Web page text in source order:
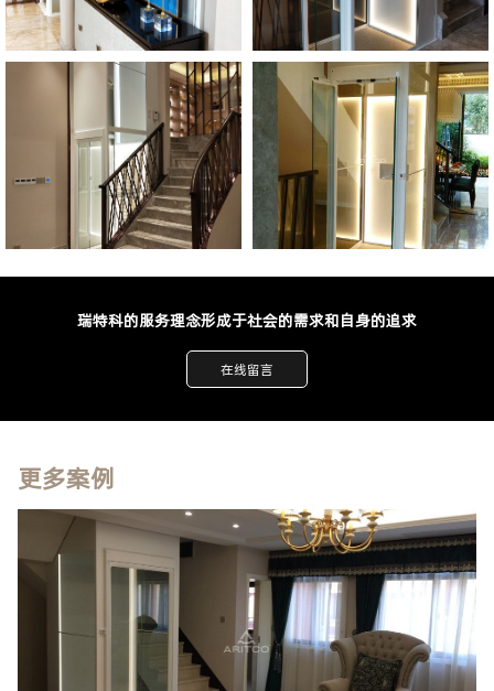
瑞特科的服务理念形成于社会的需求和自身的追求
在线留言
更多案例